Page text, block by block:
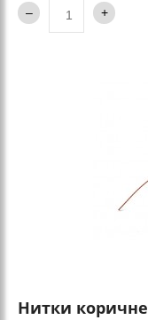
Нитки